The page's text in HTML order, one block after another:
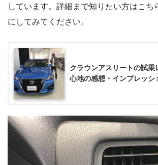
しています。詳細まで知りたい方はこち
にしてみてください。
クラウンアスリートの試乗
心地の感想・インプレッシ